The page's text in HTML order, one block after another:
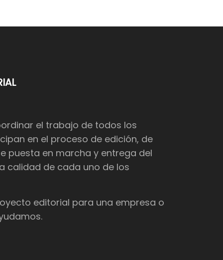
el trabajo de todos los
en el proceso de edición, de
puesta en marcha y entrega del
calidad de cada uno de los
editorial para una empresa o